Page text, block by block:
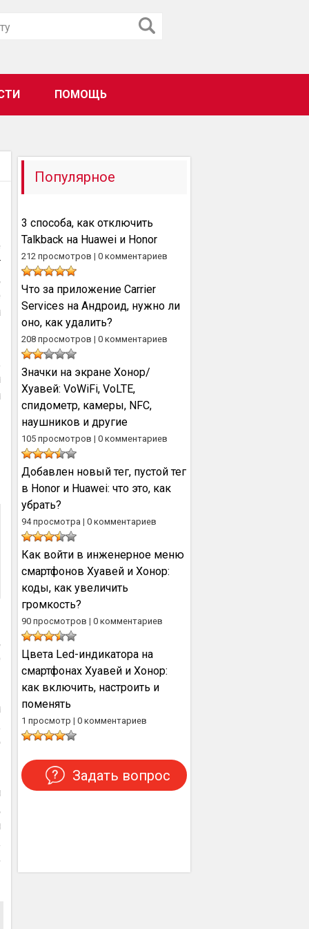
ПОМОЩЬ
Популярное
3 способа, как отключить
Talkback на Huawei и Honor
212 просмотров | 0 комментариев
Что за приложение Carrier
Services на Андроид, нужно ли
оно, как удалить?
208 просмотров | 0 комментариев
Значки на экране Хонор/
Хуавей: VoWiFi, VoLTE,
спидометр, камеры, NFC,
наушников и другие
105 просмотров | 0 комментариев
Добавлен новый тег, пустой тег
в Honor и Huawei: что это, как
убрать?
94 просмотра | 0 комментариев
Как войти в инженерное меню
смартфонов Хуавей и Хонор:
коды, как увеличить
громкость?
90 просмотров | 0 комментариев
Цвета Led-индикатора на
смартфонах Хуавей и Хонор:
как включить, настроить и
поменять
1 просмотр | 0 комментариев
Задать вопрос